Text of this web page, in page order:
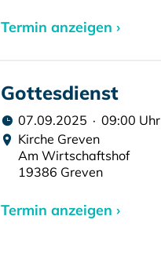
Termin anzeigen ›
Gottesdienst
07.09.2025 · 09:00 Uhr
Kirche Greven
Am Wirtschaftshof
19386 Greven
Termin anzeigen ›